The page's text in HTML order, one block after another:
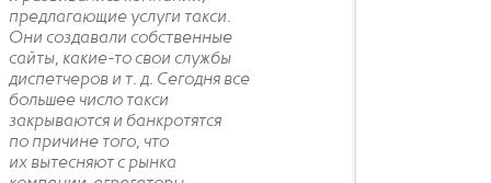
предлагающие услуги такси.
Они создавали собственные
сайты, какие-то свои службы
диспетчеров и т. д. Сегодня все
большее число такси
закрываются и банкротятся
по причине того, что
их вытесняют с рынка